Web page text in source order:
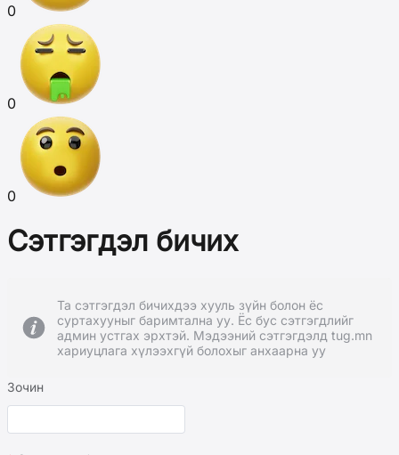
0
0
0
Сэтгэгдэл бичих
Та сэтгэгдэл бичихдээ хууль зүйн болон ёс
суртахууныг баримтална уу. Ёс бус сэтгэгдлийг
админ устгах эрхтэй. Мэдээний сэтгэгдэлд tug.mn
хариуцлага хүлээхгүй болохыг анхаарна уу
Зочин